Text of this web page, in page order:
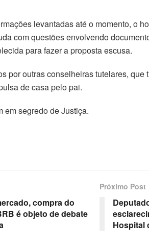
levantadas até o momento, o
com questões envolvendo
para fazer a proposta escusa.
por outras conselheiras tutelares,
de casa pelo pai.
em segredo de Justiça.
compra do
é objeto de debate
Próximo Post
Hospital